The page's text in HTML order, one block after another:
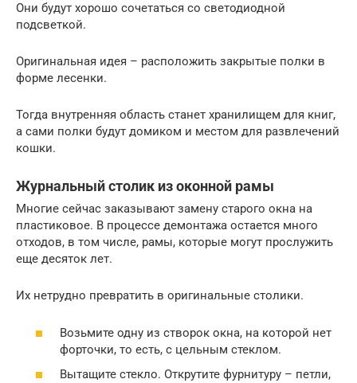
Они будут хорошо сочетаться со светодиодной
подсветкой.
Оригинальная идея – расположить закрытые полки в
форме лесенки.
Тогда внутренняя область станет хранилищем для книг,
а сами полки будут домиком и местом для развлечений
кошки.
Журнальный столик из оконной рамы
Многие сейчас заказывают замену старого окна на
пластиковое. В процессе демонтажа остается много
отходов, в том числе, рамы, которые могут прослужить
еще десяток лет.
Их нетрудно превратить в оригинальные столики.
Возьмите одну из створок окна, на которой нет
форточки, то есть, с цельным стеклом.
Вытащите стекло. Открутите фурнитуру – петли,